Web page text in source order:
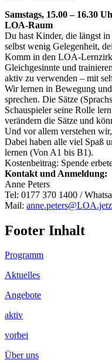
Samstags, 15.00 – 16.30
LOA-Raum
Du hast Kinder, die längst
selbst wenig Gelegenheit,
Komm in den LOA-
Gleichgesinnte und
aktiv zu verwenden – mit
Wir lernen in Bewegung
sprechen. Die Sätze
Schauspieler seine Rolle
verändern die Sätze und
Und vor allem verstehen
Dabei haben alle viel Spaß
lernen (Von A1 bis B1).
Kostenbeitrag: Spende
Kontakt und Anmeldung:
Anne Peters
Tel: 0177 370 1400 /
Mail:
Footer Inhalt
Programm
Aktuelles
Angebote
aktiv
vorbei
Über uns